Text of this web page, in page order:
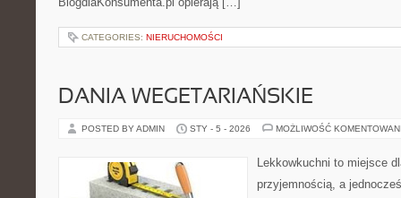
CATEGORIES: NIERUCHOMOŚCI
DANIA WEGETARIAŃSKIE
POSTED BY ADMIN STY - 5 - 2026 MOŻLIWOŚĆ
Lekkowkuchni to miejsce
przyjemnością, a